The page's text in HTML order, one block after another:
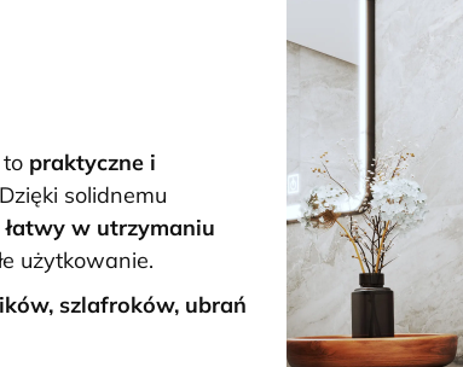
praktyczne i
solidnemu
w utrzymaniu
użytkowanie.
szlafroków, ubrań